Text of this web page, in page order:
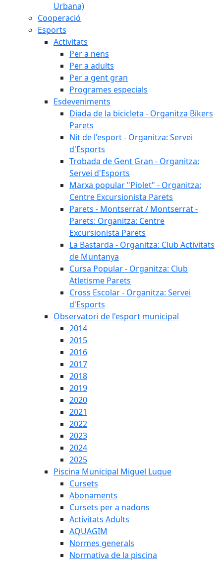
Urbana)
Cooperació
Esports
Activitats
Per a nens
Per a adults
Per a gent gran
Programes especials
Esdeveniments
Diada de la bicicleta - Organitza Bikers
Parets
Nit de l'esport - Organitza: Servei
d'Esports
Trobada de Gent Gran - Organitza:
Servei d'Esports
Marxa popular "Piolet" - Organitza:
Centre Excursionista Parets
Parets - Montserrat / Montserrat -
Parets: Organitza: Centre
Excursionista Parets
La Bastarda - Organitza: Club Activitats
de Muntanya
Cursa Popular - Organitza: Club
Atletisme Parets
Cross Escolar - Organitza: Servei
d'Esports
Observatori de l'esport municipal
2014
2015
2016
2017
2018
2019
2020
2021
2022
2023
2024
2025
Piscina Municipal Miguel Luque
Cursets
Abonaments
Cursets per a nadons
Activitats Adults
AQUAGIM
Normes generals
Normativa de la piscina